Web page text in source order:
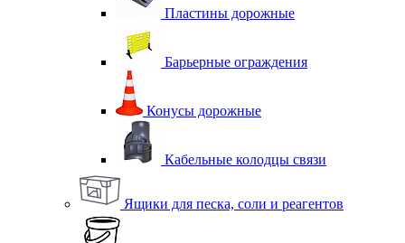
Пластины дорожные
Барьерные ограждения
Конусы дорожные
Кабельные колодцы связи
Ящики для песка, соли и реагентов